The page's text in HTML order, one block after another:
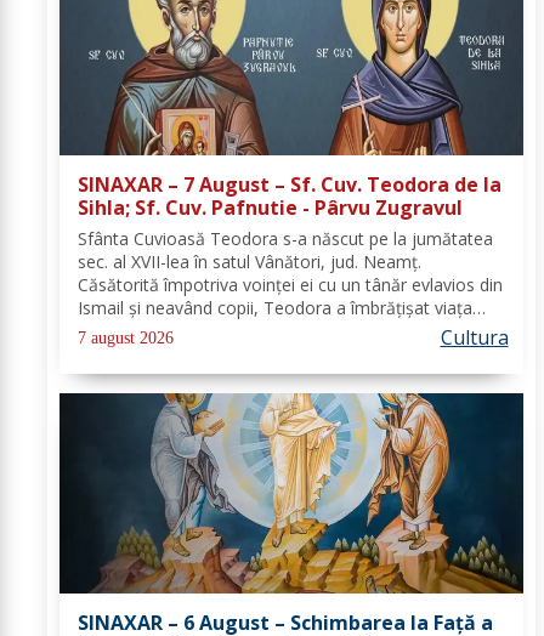
SINAXAR – 7 August – Sf. Cuv. Teodora de la
Sihla; Sf. Cuv. Pafnutie - Pârvu Zugravul
Sfânta Cuvioasă Teodora s-a născut pe la jumătatea
sec. al XVII-lea în satul Vânători, jud. Neamţ.
Căsătorită împotriva voinţei ei cu un tânăr evlavios din
Ismail şi neavând copii, Teodora a îmbrăţişat viaţa
monahală la Schitul Vărzăreşti, Vrancea, iar soţul ei,
de asemenea, s-a călugărit la...
7 august 2026 Cultura
SINAXAR – 6 August – Schimbarea la Față a